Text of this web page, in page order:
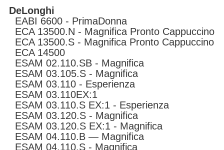
DeLonghi
EABI 6600 - PrimaDonna
ECA 13500.N - Magnifica Pronto Cappuccino
ECA 13500.S - Magnifica Pronto Cappuccino
ECA 14500
ESAM 02.110.SB - Magnifica
ESAM 03.105.S - Magnifica
ESAM 03.110 - Esperienza
ESAM 03.110EX:1
ESAM 03.110.S EX:1 - Esperienza
ESAM 03.120.S - Magnifica
ESAM 03.120.S EX:1 - Magnifica
ESAM 04.110.B — Magnifica
ESAM 04.110.S - Magnifica